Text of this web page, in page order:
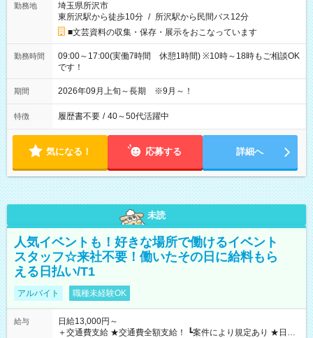
勤務地
埼玉県所沢市
東所沢駅から徒歩10分 / 所沢駅から民間バス12分
■文芸資料の収集・保存・展示をおこなっています
勤務時間
09:00～17:00(実働7時間 休憩1時間) ※10時～18時もご相談OK
です！
期間 2026年09月上旬～長期 ※9月～！
特徴 履歴書不要 / 40～50代活躍中
気になる！ 応募する 詳細へ
未読
人気イベントも！好きな場所で働けるイベント
スタッフ☆来社不要！働いたその日に給料もら
える日払い/T1
アルバイト 職種未経験OK
給与
日給13,000円～
＋交通費支給 ★交通費全額支給！ ┗案件により規定あり ★日払